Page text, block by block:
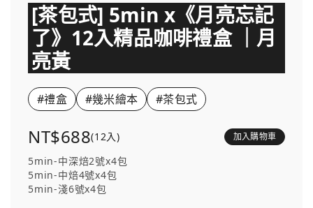
[茶包式] 5min x《月亮忘記
了》12入精品咖啡禮盒 ｜月
亮黃
#禮盒 #幾米繪本 #茶包式
NT$688(12入) 加入購物車
5min-中深焙2號x4包
5min-中焙4號x4包
5min-淺6號x4包